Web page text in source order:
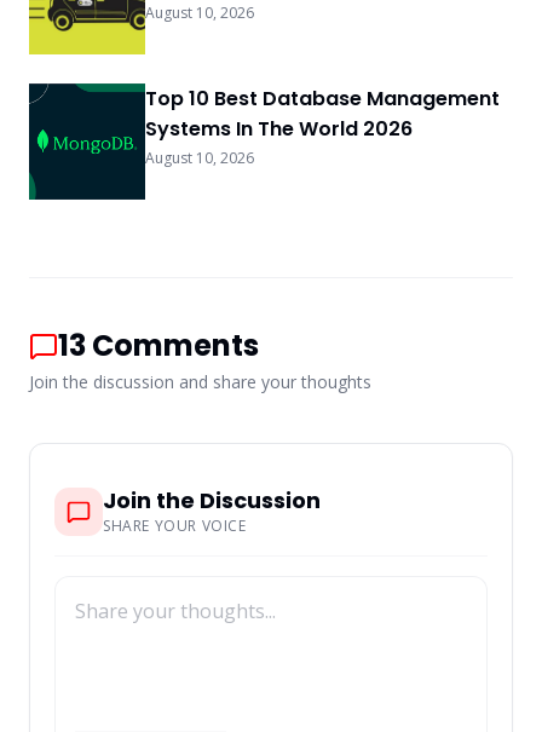
August 10, 2026
Top 10 Best Database Management
Systems In The World 2026
August 10, 2026
13Comments
Join the discussion and share your thoughts
Join the Discussion
SHARE YOUR VOICE